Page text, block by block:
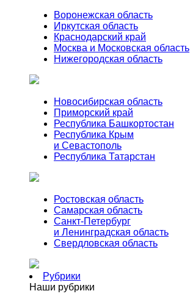
Воронежская область
Иркутская область
Краснодарский край
Москва и Московская область
Нижегородская область
Новосибирская область
Приморский край
Республика Башкортостан
Республика Крым
и Севастополь
Республика Татарстан
Ростовская область
Самарская область
Санкт-Петербург
и Ленинградская область
Свердловская область
Рубрики
Наши рубрики